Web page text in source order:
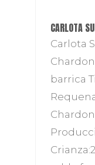
CARLOTA
Carlota
barrica